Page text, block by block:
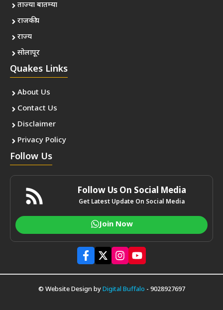
ताज्या बातम्या
राजकीय
राज्य
सोलापूर
Quakes Links
About Us
Contact Us
Disclaimer
Privacy Policy
Follow Us
Follow Us On Social Media
Get Latest Update On Social Media
Join Now
© Website Design byDigital Buffalo - 9028927697